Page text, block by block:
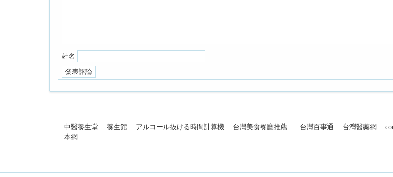
姓名
中醫養生堂 養生館 アルコール抜ける時間計算機 台灣美食餐廳推薦 台灣百事通 台灣醫藥網
本網